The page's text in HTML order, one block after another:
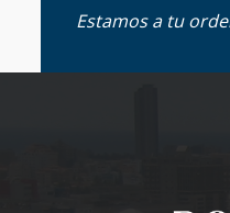
Estamos a tu